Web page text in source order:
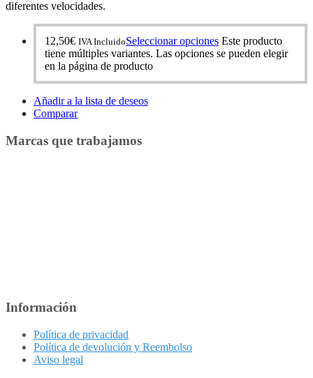
diferentes velocidades.
12,50€ IVA IncluidoSeleccionar opciones Este producto
tiene múltiples variantes. Las opciones se pueden elegir
en la página de producto
Añadir a la lista de deseos
Comparar
Marcas que trabajamos
Información
Política de privacidad
Política de devolución y Reembolso
Aviso legal